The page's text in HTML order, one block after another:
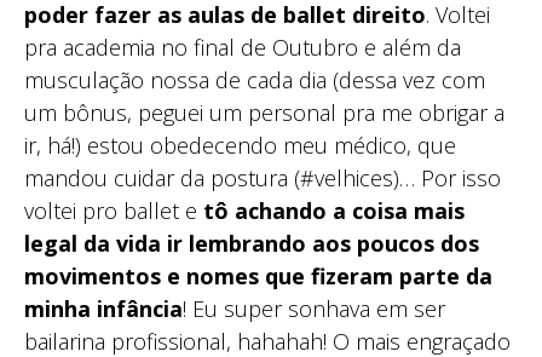
poder fazer as aulas de ballet direito. Voltei
pra academia no final de Outubro e além da
musculação nossa de cada dia (dessa vez com
um bônus, peguei um personal pra me obrigar a
ir, há!) estou obedecendo meu médico, que
mandou cuidar da postura (#velhices)… Por isso
voltei pro ballet e tô achando a coisa mais
legal da vida ir lembrando aos poucos dos
movimentos e nomes que fizeram parte da
minha infância! Eu super sonhava em ser
bailarina profissional, hahahah! O mais engraçado